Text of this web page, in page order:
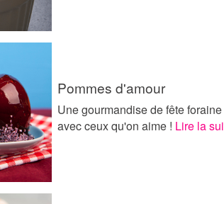
Pommes d'amour
Une gourmandise de fête
avec ceux qu'on aime ! Lire la